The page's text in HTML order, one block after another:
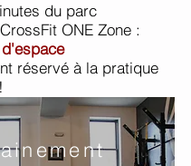
du parc
ONE Zone :
réservé à la pratique